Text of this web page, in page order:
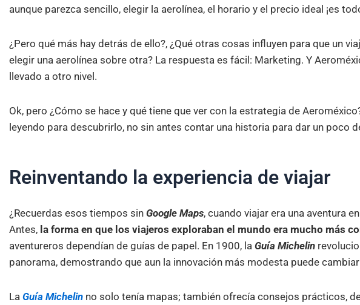
aunque parezca sencillo, elegir la aerolínea, el horario y el precio ideal ¡es
¿Pero qué más hay detrás de ello?, ¿Qué otras cosas influyen para que un
elegir una aerolínea sobre otra? La respuesta es fácil: Marketing. Y
llevado a otro nivel.
Ok, pero ¿Cómo se hace y qué tiene que ver con la estrategia de
leyendo para descubrirlo, no sin antes contar una historia para dar un poco
Reinventando la experiencia de viajar
¿Recuerdas esos tiempos sin Google Maps, cuando viajar era una aventura
Antes, la forma en que los viajeros exploraban el mundo era mucho más
aventureros dependían de guías de papel. En 1900, la Guía Michelin
panorama, demostrando que aun la innovación más modesta puede
La Guía Michelin no solo tenía mapas; también ofrecía consejos prácticos,